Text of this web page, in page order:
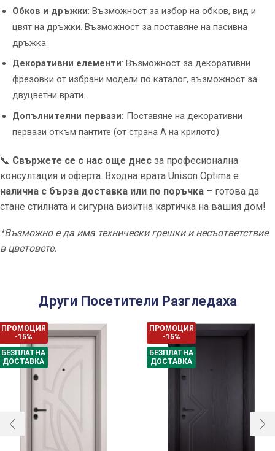
Обков и дръжки: Възможност за избор на обков, вид и
цвят на дръжки. Възможност за поставяне на пасивна
дръжка.
Декоративни елементи: Възможност за декоративни
фрезовки от избрани модели по каталог, възможност за
двуцветни врати.
Допълнителни первази: Поставяне на декоративни
первази откъм пантите (от страна А на крилото)
📞 Свържете се с нас още днес за професионална
консултация и оферта. Входна врата Unison Optima е
налична с бърза доставка или по поръчка – готова да
стане стилната и сигурна визитна картичка на вашия дом!
*Възможно е да има технически грешки и несъответствие
в цветовете.
Други Посетители Разгледаха
ПРОМОЦИЯ
-15%
БЕЗПЛАТНА
ДОСТАВКА
ПРОМОЦИЯ
-15%
БЕЗПЛАТНА
ДОСТАВКА